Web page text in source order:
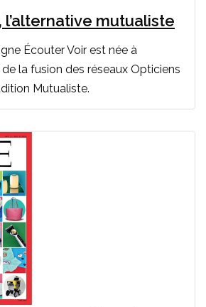
l’alternative mutualiste
Écouter Voir est née à
de la fusion des réseaux Opticiens
Mutualiste.